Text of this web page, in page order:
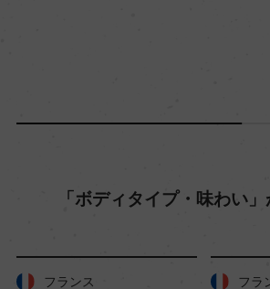
A.O.C.シャンパーニュ
「ボディタイプ・味わい
フランス フラ